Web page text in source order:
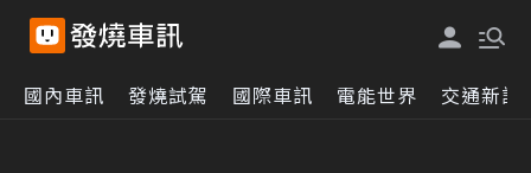
國內車訊 發燒試駕 國際車訊 電能世界 交通新訊